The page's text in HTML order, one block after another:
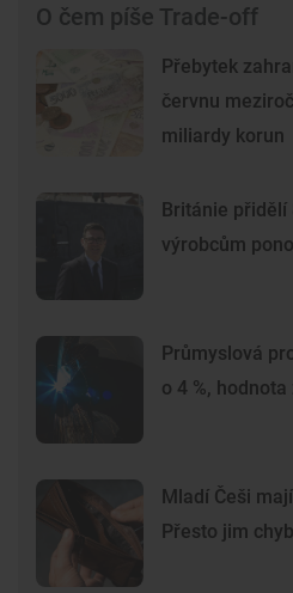
O čem píše Trade-off
Přebytek
červnu
miliardy korun
Británie přidělí
výrobcům
Průmyslová
o 4 %, hodnota
Mladí Češi
Přesto jim